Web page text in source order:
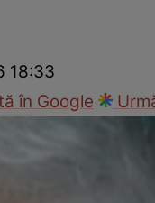
18:33
în Google